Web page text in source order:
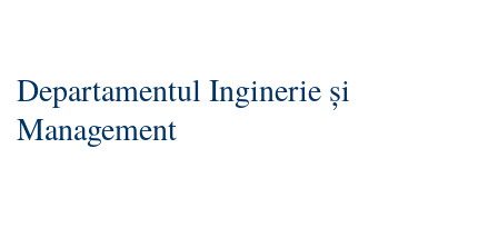
Departamentul Inginerie și
Management